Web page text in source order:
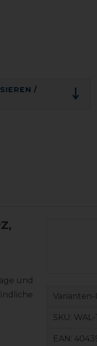
/
und
SKU: WAL-
EAN: